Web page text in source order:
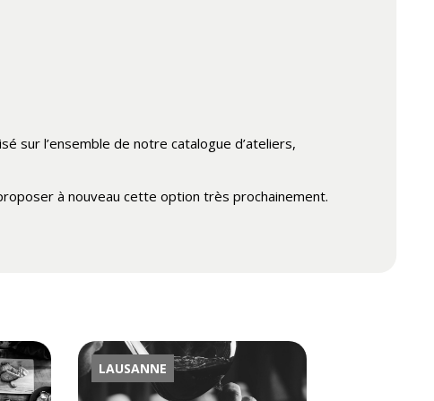
sur l’ensemble de notre catalogue d’ateliers,
à nouveau cette option très prochainement.
LAUSANNE